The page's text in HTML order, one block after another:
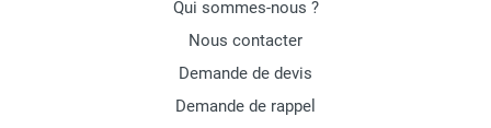
Qui sommes-nous ?
Nous contacter
Demande de devis
Demande de rappel